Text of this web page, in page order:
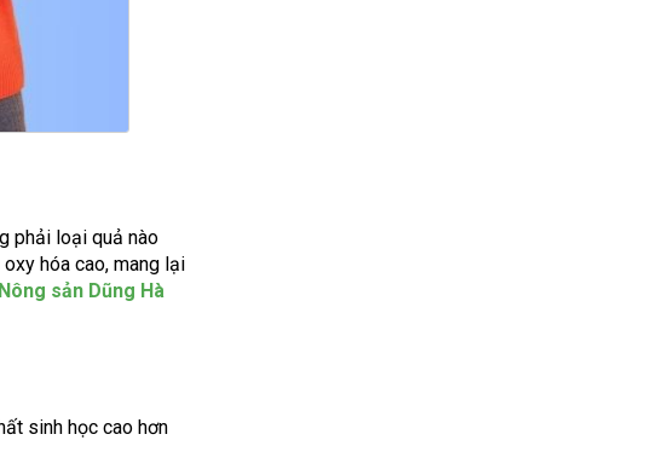
phải loại quả nào
hóa cao, mang lại
Nông sản Dũng Hà
sinh học cao hơn